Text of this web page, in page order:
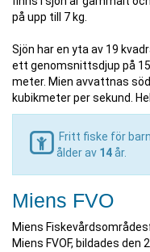
på upp till 7 kg.
Sjön har en yta av 19
ett genomsnittsdjup på
meter. Mien avvattnas
kubikmeter per sekund.
Fritt fiske för
ålder av 14år.
Miens FVO
Miens
Miens FVOF, bildades den